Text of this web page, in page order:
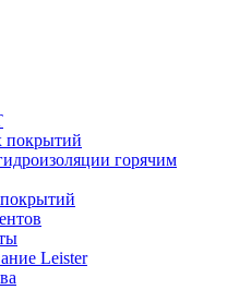
покрытий
горячим
Leister